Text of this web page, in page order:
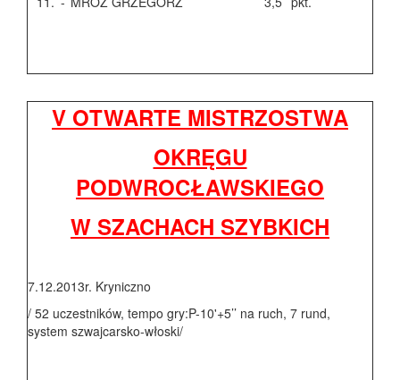
V OTWARTE MISTRZOSTWA
OKRĘGU
PODWROCŁAWSKIEGO
W SZACHACH SZYBKICH
7.12.2013r. Kryniczno
/ 52 uczestników, tempo gry:P-10'+5’’ na ruch, 7 rund,
system szwajcarsko-włoski/